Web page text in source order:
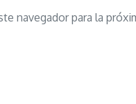
navegador para la